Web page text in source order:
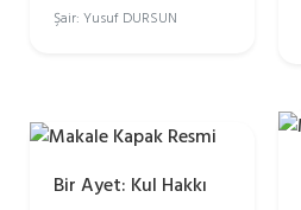
Şair: Yusuf DURSUN
Bir Ayet: Kul Hakkı